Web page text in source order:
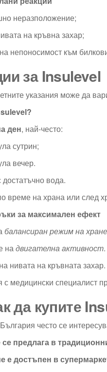
неразположение;
на кръвна захар;
непоносимост към
за Insulevel
указания може да
ден, най-често:
сутрин;
вечер.
вода.
време на храна или след
за максимален ефект
балансиран режим на
надвигателна активност.
нивата на кръвната захар.
с медицински специалист
да купите
често се
предлага в
е достъпен в